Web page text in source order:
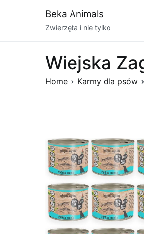
Beka Animals
Zwierzęta i nie tylko
Wiejska
Home Karmy dla psów